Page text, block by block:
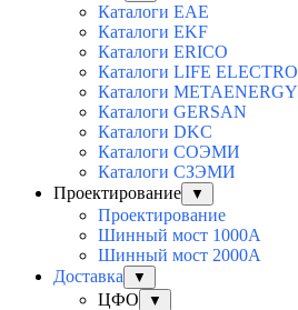
Каталоги EAE
Каталоги EKF
Каталоги ERICO
Каталоги LIFE ELECTRO
Каталоги METAENERGY
Каталоги GERSAN
Каталоги DKC
Каталоги СОЭМИ
Каталоги СЗЭМИ
Проектирование
▼
Проектирование
Шинный мост 1000А
Шинный мост 2000А
Доставка
▼
ЦФО ▼